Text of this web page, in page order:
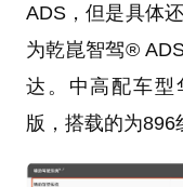
ADS，但是具体
为乾崑智驾®
达。中高配车型
版，搭载的为896